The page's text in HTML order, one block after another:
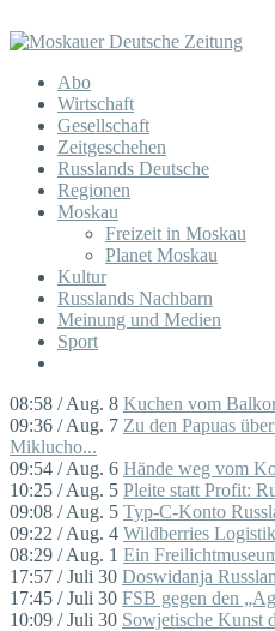
Abo
Wirtschaft
Gesellschaft
Zeitgeschehen
Russlands Deutsche
Regionen
Moskau
Freizeit in Moskau
Planet Moskau
Kultur
Russlands Nachbarn
Meinung und Medien
Sport
08:58 / Aug. 8 Kuchen vom
09:36 / Aug. 7 Zu den Papuas
Miklucho...
09:54 / Aug. 6 Hände weg vom
10:25 / Aug. 5 Pleite statt Profit:
09:08 / Aug. 5 Typ-C-Konto
09:22 / Aug. 4 Wildberries
08:29 / Aug. 1 Ein
17:57 / Juli 30 Doswidanja
17:45 / Juli 30 FSB gegen den
10:09 / Juli 30 Sowjetische Kunst